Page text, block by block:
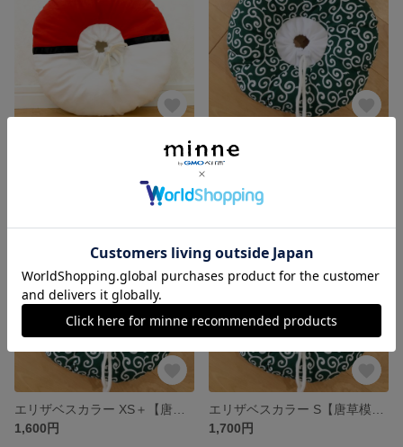
エリザベスカラー M【赤白】
1,500円
SOLD OUT
1,600円
SOLD OUT
1,700円